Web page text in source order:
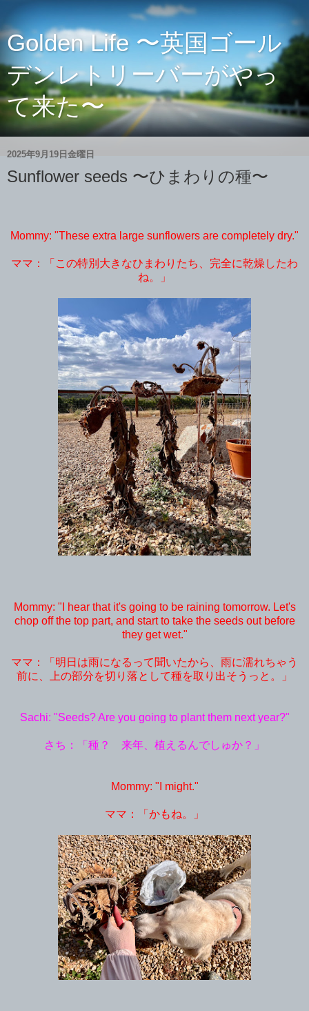
Golden Life 〜英国ゴール
デンレトリーバーがやっ
て来た〜
2025年9月19日金曜日
Sunflower seeds 〜ひまわりの種〜
Mommy: "These extra large sunflowers are completely dry."
ママ：「この特別大きなひまわりたち、完全に乾燥したわ
ね。」
Mommy: "I hear that it's going to be raining tomorrow. Let's
chop off the top part, and start to take the seeds out before
they get wet."
ママ：「明日は雨になるって聞いたから、雨に濡れちゃう
前に、上の部分を切り落として種を取り出そうっと。」
Sachi: "Seeds? Are you going to plant them next year?"
さち：「種？ 来年、植えるんでしゅか？」
Mommy: "I might."
ママ：「かもね。」